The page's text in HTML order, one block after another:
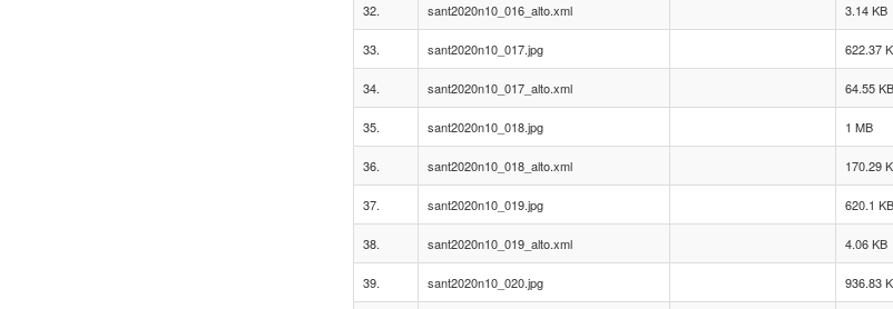
32. sant2020n10_016_alto.xml 3.14 KB
33. sant2020n10_017.jpg 622.37
34. sant2020n10_017_alto.xml 64.55 KB
35. sant2020n10_018.jpg 1 MB
36. sant2020n10_018_alto.xml 170.29
37. sant2020n10_019.jpg 620.1 KB
38. sant2020n10_019_alto.xml 4.06 KB
39. sant2020n10_020.jpg 936.83